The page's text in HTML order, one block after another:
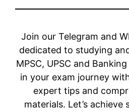
Join our Telegram and
dedicated to studying
MPSC, UPSC and
in your exam journey
expert tips and
materials. Let’s achieve